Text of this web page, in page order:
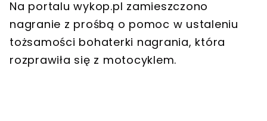
Na portalu wykop.pl zamieszczono
nagranie z prośbą o pomoc w ustaleniu
tożsamości bohaterki nagrania, która
rozprawiła się z motocyklem.